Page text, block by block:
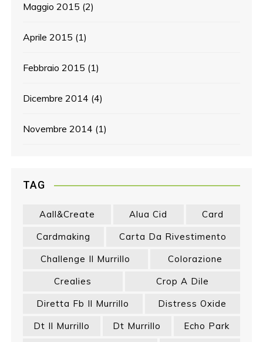
Maggio 2015 (2)
Aprile 2015 (1)
Febbraio 2015 (1)
Dicembre 2014 (4)
Novembre 2014 (1)
TAG
Aall&create Alua Cid
Card
Cardmaking
Carta Da Rivestimento
Challenge Il Murrillo
Colorazione
Crealies
Crop A Dile
Diretta Fb Il Murrillo
Distress Oxide
Dt Il Murrillo
Dt Murrillo
Echo Park